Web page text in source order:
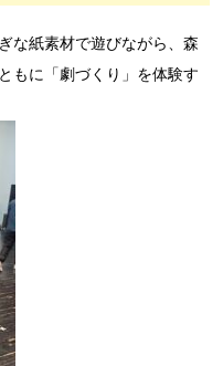
な紙素材で遊びながら、森
もに「劇づくり」を体験す